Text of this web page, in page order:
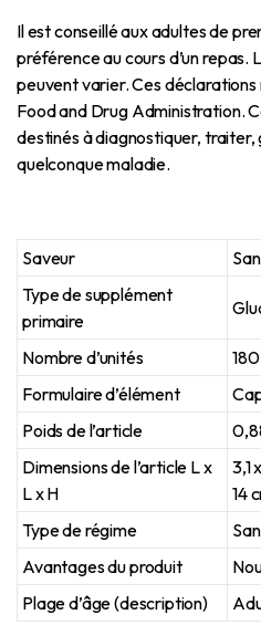
Il est conseillé aux adultes de
préférence au cours d’un repas.
peuvent varier. Ces déclarations
Food and Drug Administration.
destinés à diagnostiquer, traiter,
quelconque maladie.
Saveur
Type de supplément
primaire
Nombre d’unités
Formulaire d’élément
Poids de l’article
Dimensions de l’article L x
L x H
3,1
14
Type de régime
Avantages du produit
Plage d’âge (description)